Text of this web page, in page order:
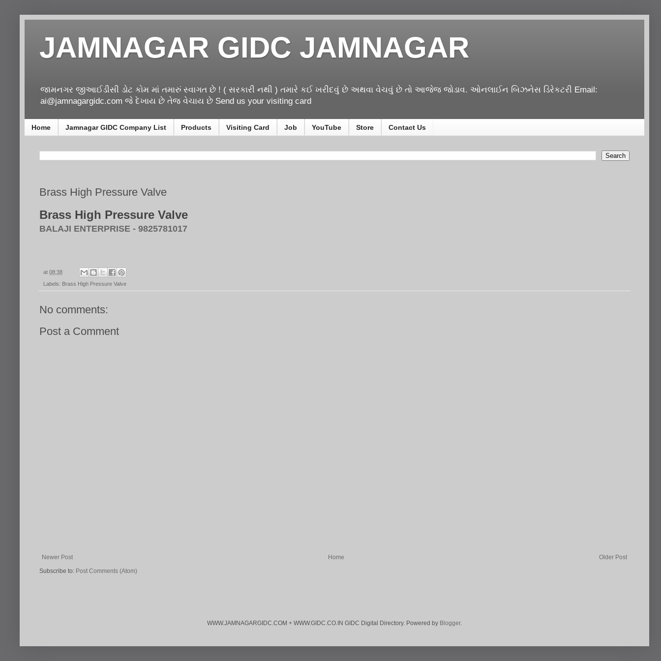
JAMNAGAR GIDC JAMNAGAR
જામનગર જીઆઈડીસી ડોટ કોમ માં તમારું સ્વાગત છે ! ( સરકારી નથી ) તમારે કઈ ખરીદવું છે અથવા વેચવું છે તો આજેજ જોડાવ. ઓનલાઈન બિઝનેસ ડિરેકટરી Email:
ai@jamnagargidc.com જે દેખાય છે તેજ વેચાય છે Send us your visiting card
Home Jamnagar GIDC Company List Products Visiting Card Job YouTube Store Contact Us
Brass High Pressure Valve
Brass High Pressure Valve
BALAJI ENTERPRISE - 9825781017
at 08:38
Labels: Brass High Pressure Valve
No comments:
Post a Comment
Newer Post Older Post
Home
Subscribe to: Post Comments (Atom)
WWW.JAMNAGARGIDC.COM + WWW.GIDC.CO.IN GIDC Digital Directory. Powered by Blogger.